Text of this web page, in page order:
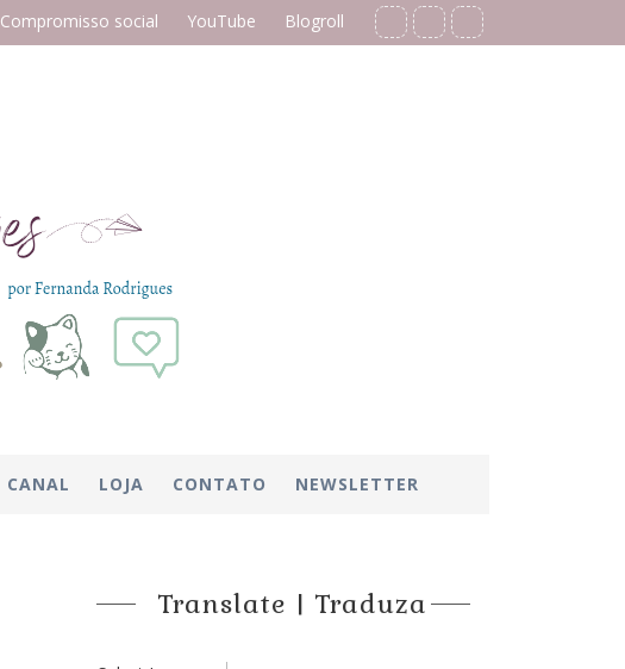
Compromisso social YouTube Blogroll
CANAL LOJA CONTATO NEWSLETTER
Translate | Traduza